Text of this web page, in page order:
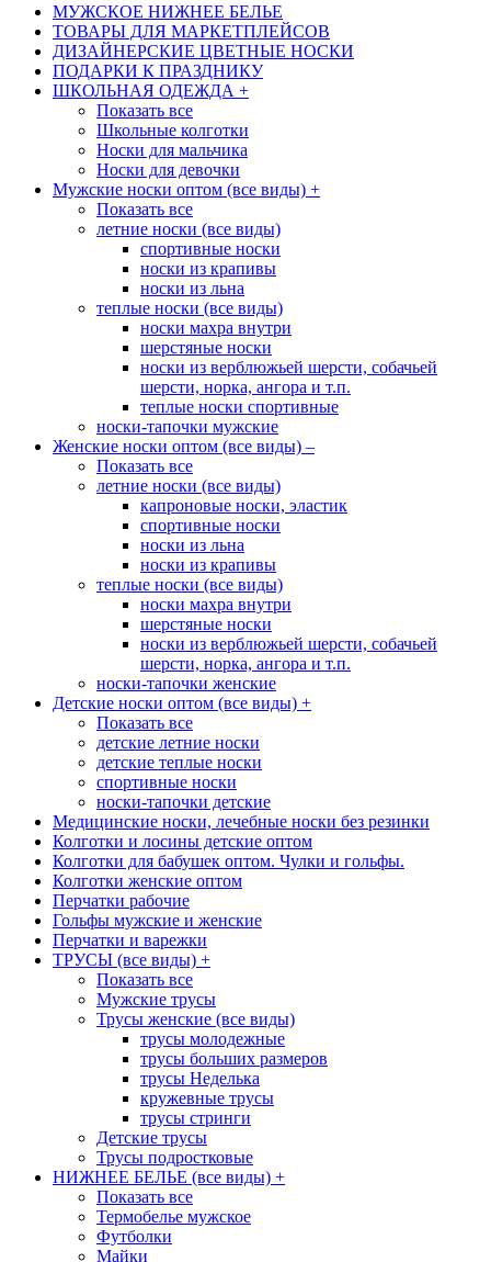
МУЖСКОЕ НИЖНЕЕ БЕЛЬЕ
ТОВАРЫ ДЛЯ МАРКЕТПЛЕЙСОВ
ДИЗАЙНЕРСКИЕ ЦВЕТНЫЕ НОСКИ
ПОДАРКИ К ПРАЗДНИКУ
ШКОЛЬНАЯ ОДЕЖДА +
Показать все
Школьные колготки
Носки для мальчика
Носки для девочки
Мужские носки оптом (все виды) +
Показать все
летние носки (все виды)
спортивные носки
носки из крапивы
носки из льна
теплые носки (все виды)
носки махра внутри
шерстяные носки
носки из верблюжьей шерсти, собачьей
шерсти, норка, ангора и т.п.
теплые носки спортивные
носки-тапочки мужские
Женские носки оптом (все виды) –
Показать все
летние носки (все виды)
капроновые носки, эластик
спортивные носки
носки из льна
носки из крапивы
теплые носки (все виды)
носки махра внутри
шерстяные носки
носки из верблюжьей шерсти, собачьей
шерсти, норка, ангора и т.п.
носки-тапочки женские
Детские носки оптом (все виды) +
Показать все
детские летние носки
детские теплые носки
спортивные носки
носки-тапочки детские
Медицинские носки, лечебные носки без резинки
Колготки и лосины детские оптом
Колготки для бабушек оптом. Чулки и гольфы.
Колготки женские оптом
Перчатки рабочие
Гольфы мужские и женские
Перчатки и варежки
ТРУСЫ (все виды) +
Показать все
Мужские трусы
Трусы женские (все виды)
трусы молодежные
трусы больших размеров
трусы Неделька
кружевные трусы
трусы стринги
Детские трусы
Трусы подростковые
НИЖНЕЕ БЕЛЬЕ (все виды) +
Показать все
Термобелье мужское
Футболки
Майки